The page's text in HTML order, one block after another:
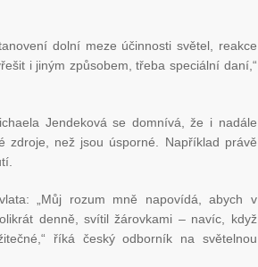
dolní meze účinnosti světel, reakce
i jiným způsobem, třeba speciální daní,“
Jendeková se domnívá, že i nadále
zdroje, než jsou úsporné. Například právě
„Můj rozum mně napovídá, abych v
denně, svítil žárovkami – navíc, když
říká český odborník na světelnou